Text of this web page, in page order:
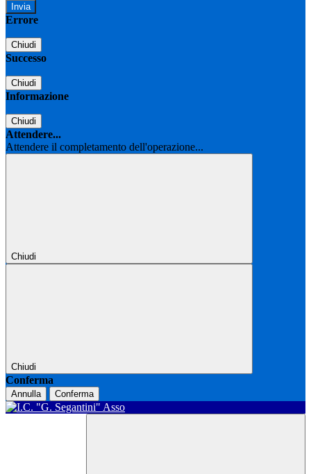
Errore
Chiudi
Successo
Chiudi
Informazione
Chiudi
Attendere...
Attendere il completamento dell'operazione...
Chiudi
Chiudi
Conferma
Annulla Conferma